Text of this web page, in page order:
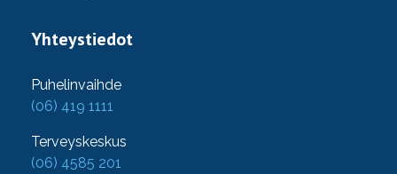
Yhteystiedot
Puhelinvaihde
(06) 419 1111
Terveyskeskus
(06) 4585 201